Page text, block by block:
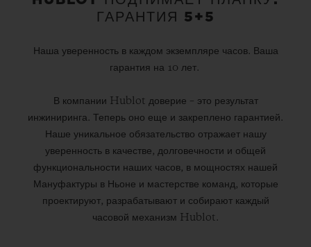
ГАРАНТИЯ 5+5
Наша уверенность в каждом экземпляре часов. Ваша
гарантия на 10 лет.
В компании Hublot доверие – это результат
инжиниринга. Теперь оно еще и закреплено гарантией.
Наше уникальное обязательство отражает нашу
уверенность в качестве, долговечности и общей
функциональности наших часов, в мощностях нашей
Мануфактуры в Ньоне и мастерстве команд, которые
проектируют, разрабатывают и собирают каждый
часовой механизм Hublot.